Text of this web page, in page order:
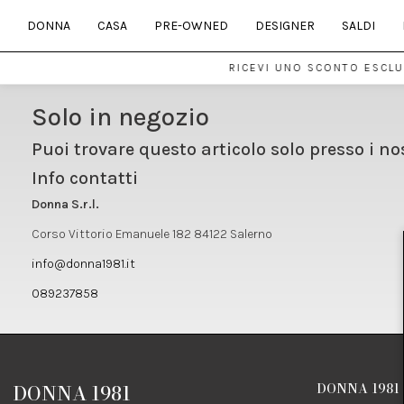
DONNA CASA PRE-OWNED DESIGNER SALDI
RICEVI UNO SCONTO
Solo in negozio
Puoi trovare questo articolo solo presso i
Info contatti
Donna S.r.l.
Corso Vittorio Emanuele 182 84122 Salerno
info@donna1981.it
089237858
DONNA 1981 DONNA 1981